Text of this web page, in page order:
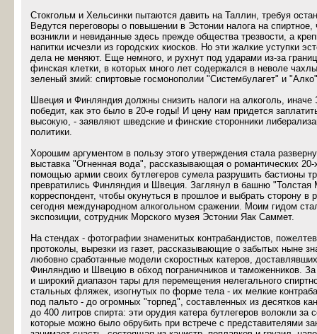
Стокгольм и Хельсинки пытаются давить на Таллин, требуя
Ведутся переговоры о повышении в Эстонии налога на
возникли и невиданные здесь прежде общества трезвости, а
напитки исчезли из городских киосков. Но эти жалкие уступки
дела не меняют. Еще немного, и рухнут под ударами из-за
финская клетки, в которых много лет содержался в неволе
зеленый змий: спиртовые госмонополии "Систембулагет" и
Швеция и Финляндия должны снизить налоги на алкоголь, иначе
победит, как это было в 20-е годы! И цену нам придется
высокую, - заявляют шведские и финские сторонники
политики.
Хорошим аргументом в пользу этого утверждения стала
выставка "Огненная вода", рассказывающая о романтических 20-
помощью армии своих бутлегеров сумела разрушить бастионы
превратились Финляндия и Швеция. Заглянул в башню "Толстая
корреспондент, чтобы окунуться в прошлое и выбрать сторону в
сегодня международном алкогольном сражении. Моим гидом
экспозиции, сотрудник Морского музея Эстонии Яак Саммет.
На стендах - фотографии знаменитых контрабандистов,
протоколы, вырезки из газет, рассказывающие о забытых ныне
любовно сработанные модели скоростных катеров,
Финляндию и Швецию в обход пограничников и таможенников.
и широкий диапазон тары для перемещения нелегального
стальных фляжек, изогнутых по форме тела - их мелкие
под пальто - до огромных "торпед", составленных из десятков
до 400 литров спирта: эти орудия катера бутлегеров волокли за
которые можно было обрубить при встрече с представителями